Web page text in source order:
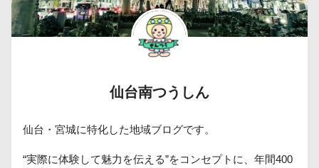
仙台南つうしん
仙台・宮城に特化した地域ブログです。
“実際に体験して魅力を伝える”をコンセプトに、年間400